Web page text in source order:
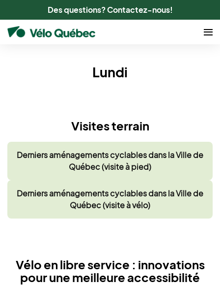
Des questions? Contactez-nous!
Lundi
Visites terrain
Derniers aménagements cyclables dans la Ville de
Québec (visite à pied)
Derniers aménagements cyclables dans la Ville de
Québec (visite à vélo)
Vélo en libre service : innovations
pour une meilleure accessibilité